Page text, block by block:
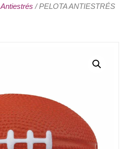
Antiestrés / PELOTA ANTIESTRÉS